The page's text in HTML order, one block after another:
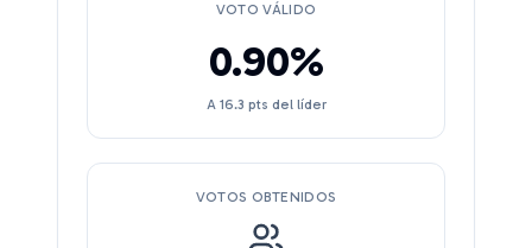
VOTO VÁLIDO
0.90%
A 16.3 pts del líder
VOTOS OBTENIDOS